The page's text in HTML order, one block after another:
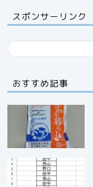
スポンサーリンク
おすすめ記事